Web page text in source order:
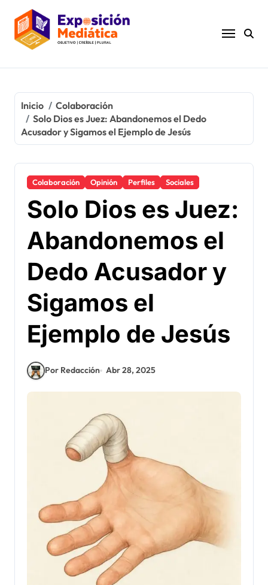
contenido
Inicio
Colaboración
Solo Dios es Juez: Abandonemos el Dedo
Acusador y Sigamos el Ejemplo de Jesús
Colaboración Opinión Perfiles Sociales
Solo Dios es Juez:
Abandonemos el
Dedo Acusador y
Sigamos el
Ejemplo de Jesús
Por Redacción Abr 28, 2025